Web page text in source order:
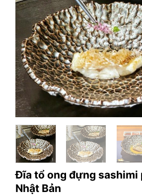
Đĩa tổ ong đựng sashimi
Nhật Bản